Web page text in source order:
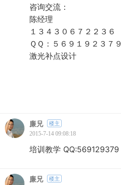
咨询交流：
陈经理
１３４３０６７２２３６
ＱＱ：５６９１９２３７９
激光补点设计
廉兄 楼主
2015-7-14 09:08:18
培训教学 QQ:569129379
廉兄 楼主